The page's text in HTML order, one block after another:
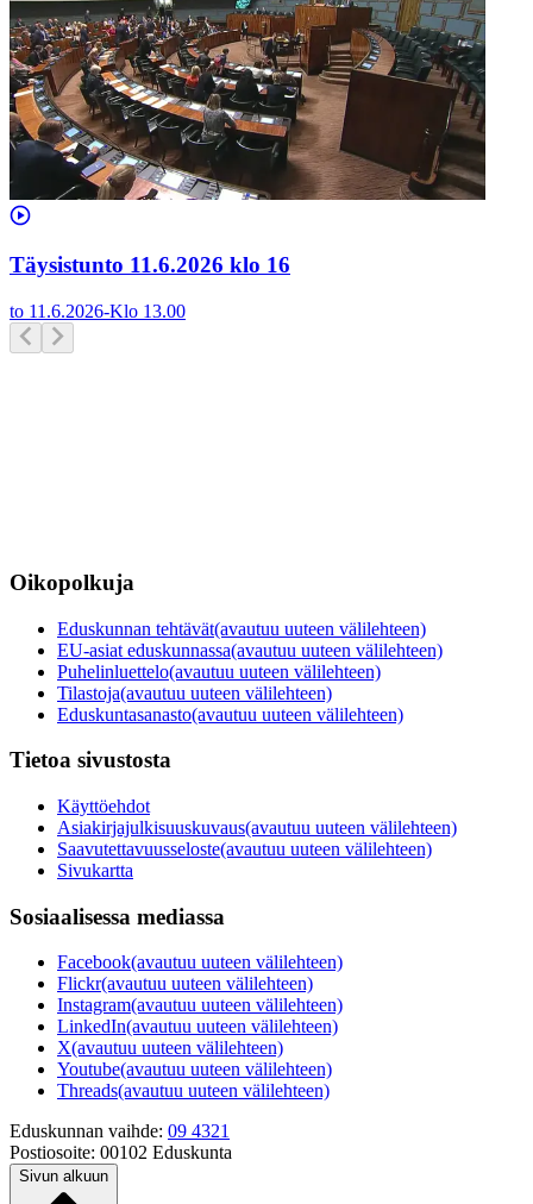
Täysistunto 11.6.2026 klo 16
to 11.6.2026-Klo 13.00
Oikopolkuja
Eduskunnan tehtävät(avautuu uuteen välilehteen)
EU-asiat eduskunnassa(avautuu uuteen välilehteen)
Puhelinluettelo(avautuu uuteen välilehteen)
Tilastoja(avautuu uuteen välilehteen)
Eduskuntasanasto(avautuu uuteen välilehteen)
Tietoa sivustosta
Käyttöehdot
Asiakirjajulkisuuskuvaus(avautuu uuteen välilehteen)
Saavutettavuusseloste(avautuu uuteen välilehteen)
Sivukartta
Sosiaalisessa mediassa
Facebook(avautuu uuteen välilehteen)
Flickr(avautuu uuteen välilehteen)
Instagram(avautuu uuteen välilehteen)
LinkedIn(avautuu uuteen välilehteen)
X(avautuu uuteen välilehteen)
Youtube(avautuu uuteen välilehteen)
Threads(avautuu uuteen välilehteen)
Eduskunnan vaihde: 09 4321
Postiosoite: 00102 Eduskunta
Sivun alkuun